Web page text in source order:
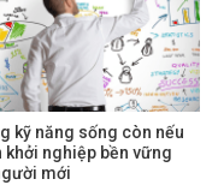
kỹ năng sống còn nếu
khởi nghiệp bền vững
mới